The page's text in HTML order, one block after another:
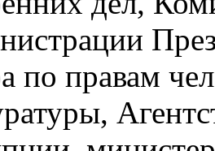
по правам